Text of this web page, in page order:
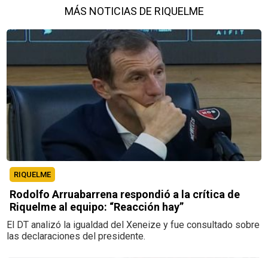
MÁS NOTICIAS DE RIQUELME
RIQUELME
Rodolfo Arruabarrena respondió a la crítica de
Riquelme al equipo: “Reacción hay”
El DT analizó la igualdad del Xeneize y fue consultado sobre
las declaraciones del presidente.